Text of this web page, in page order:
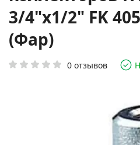
3/4"x1/2" FK
(Фар)
0 отзывов